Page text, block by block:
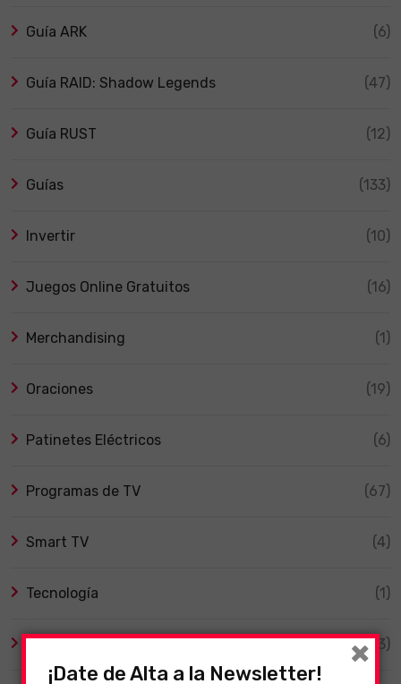
Guía ARK (6)
Guía RAID: Shadow Legends (47)
Guía RUST (12)
Guías (133)
Invertir (10)
Juegos Online Gratuitos (16)
Merchandising (1)
Oraciones (19)
Patinetes Eléctricos (6)
Programas de TV (67)
Smart TV (4)
Tecnología (1)
TV y Series (3)
¡Date de Alta a la Newsletter!
×